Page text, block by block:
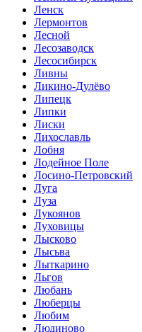
Ленск
Лермонтов
Лесной
Лесозаводск
Лесосибирск
Ливны
Ликино-Дулёво
Липецк
Липки
Лиски
Лихославль
Лобня
Лодейное Поле
Лосино-Петровский
Луга
Луза
Лукоянов
Луховицы
Лысково
Лысьва
Лыткарино
Льгов
Любань
Люберцы
Любим
Людиново